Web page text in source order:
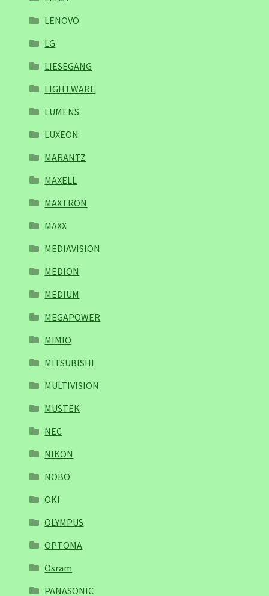
LENOVO
LG
LIESEGANG
LIGHTWARE
LUMENS
LUXEON
MARANTZ
MAXELL
MAXTRON
MAXX
MEDIAVISION
MEDION
MEDIUM
MEGAPOWER
MIMIO
MITSUBISHI
MULTIVISION
MUSTEK
NEC
NIKON
NOBO
OKI
OLYMPUS
OPTOMA
Osram
PANASONIC